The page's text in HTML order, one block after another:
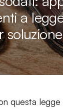
a
soluzione
questa legge